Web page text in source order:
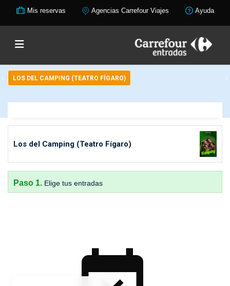
Mis reservas Agencias Carrefour Viajes Ayuda
LOS DEL CAMPING (TEATRO FÍGARO)
Los del Camping (Teatro Fígaro)
Paso 1. Elige tus entradas